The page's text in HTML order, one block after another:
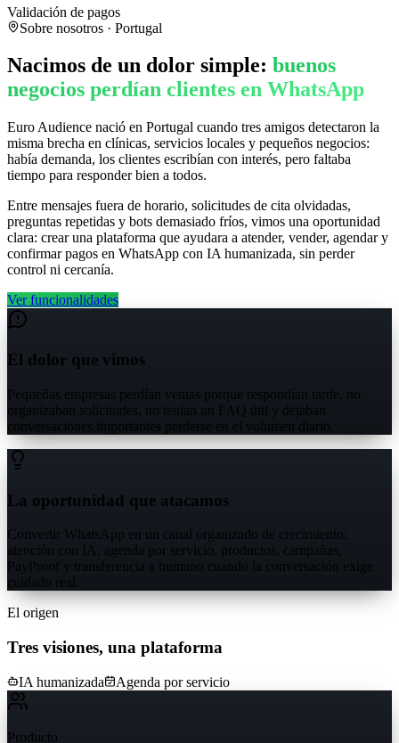
Validación de pagos
Sobre nosotros · Portugal
Nacimos de un dolor simple: buenos
negocios perdían clientes en WhatsApp
Euro Audience nació en Portugal cuando tres amigos detectaron la
misma brecha en clínicas, servicios locales y pequeños negocios:
había demanda, los clientes escribían con interés, pero faltaba
tiempo para responder bien a todos.
Entre mensajes fuera de horario, solicitudes de cita olvidadas,
preguntas repetidas y bots demasiado fríos, vimos una oportunidad
clara: crear una plataforma que ayudara a atender, vender, agendar y
confirmar pagos en WhatsApp con IA humanizada, sin perder
control ni cercanía.
Ver funcionalidades
El dolor que vimos
Pequeñas empresas perdían ventas porque respondían tarde, no
organizaban solicitudes, no tenían un FAQ útil y dejaban
conversaciones importantes perderse en el volumen diario.
La oportunidad que atacamos
Convertir WhatsApp en un canal organizado de crecimiento:
atención con IA, agenda por servicio, productos, campañas,
PayProof y transferencia a humano cuando la conversación exige
cuidado real.
El origen
Tres visiones, una plataforma
IA humanizada Agenda por servicio
Producto